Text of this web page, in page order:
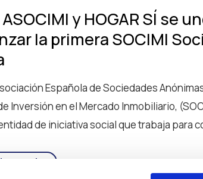
ASOCIMI y HOGAR SÍ se
la primera SOCIMI
Española de Sociedades
Inversión en el Mercado Inmobiliario,
de iniciativa social que trabaja para